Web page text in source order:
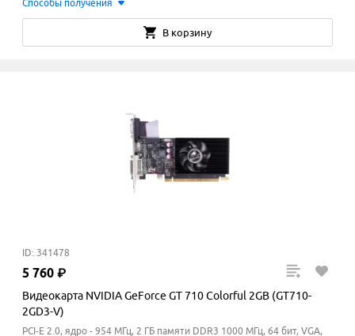
Способы получения
В корзину
ID: 341478
5 760 ₽
Видеокарта NVIDIA GeForce GT 710 Colorful 2GB (GT710-
2GD3-V)
PCI-E 2.0, ядро - 954 МГц, 2 ГБ памяти DDR3 1000 МГц, 64 бит, VGA,